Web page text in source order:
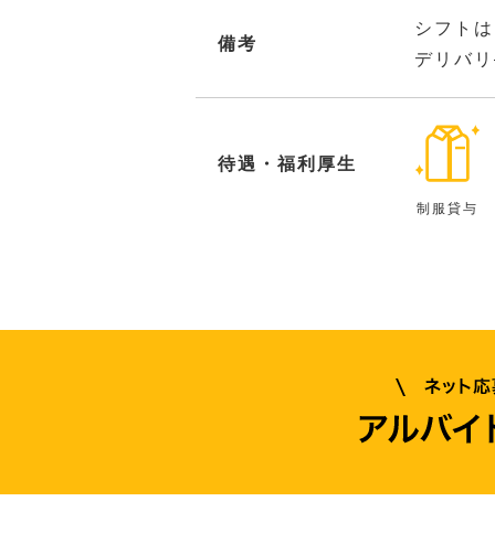
備考
シフト
デリバ
待遇・福利厚生
制服貸与